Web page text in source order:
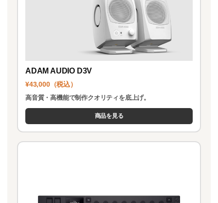
ADAM AUDIO D3V
¥43,000（税込）
高音質・高機能で制作クオリティを底上げ。
商品を見る